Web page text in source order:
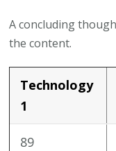
A concluding
the content.
Technology
1
89